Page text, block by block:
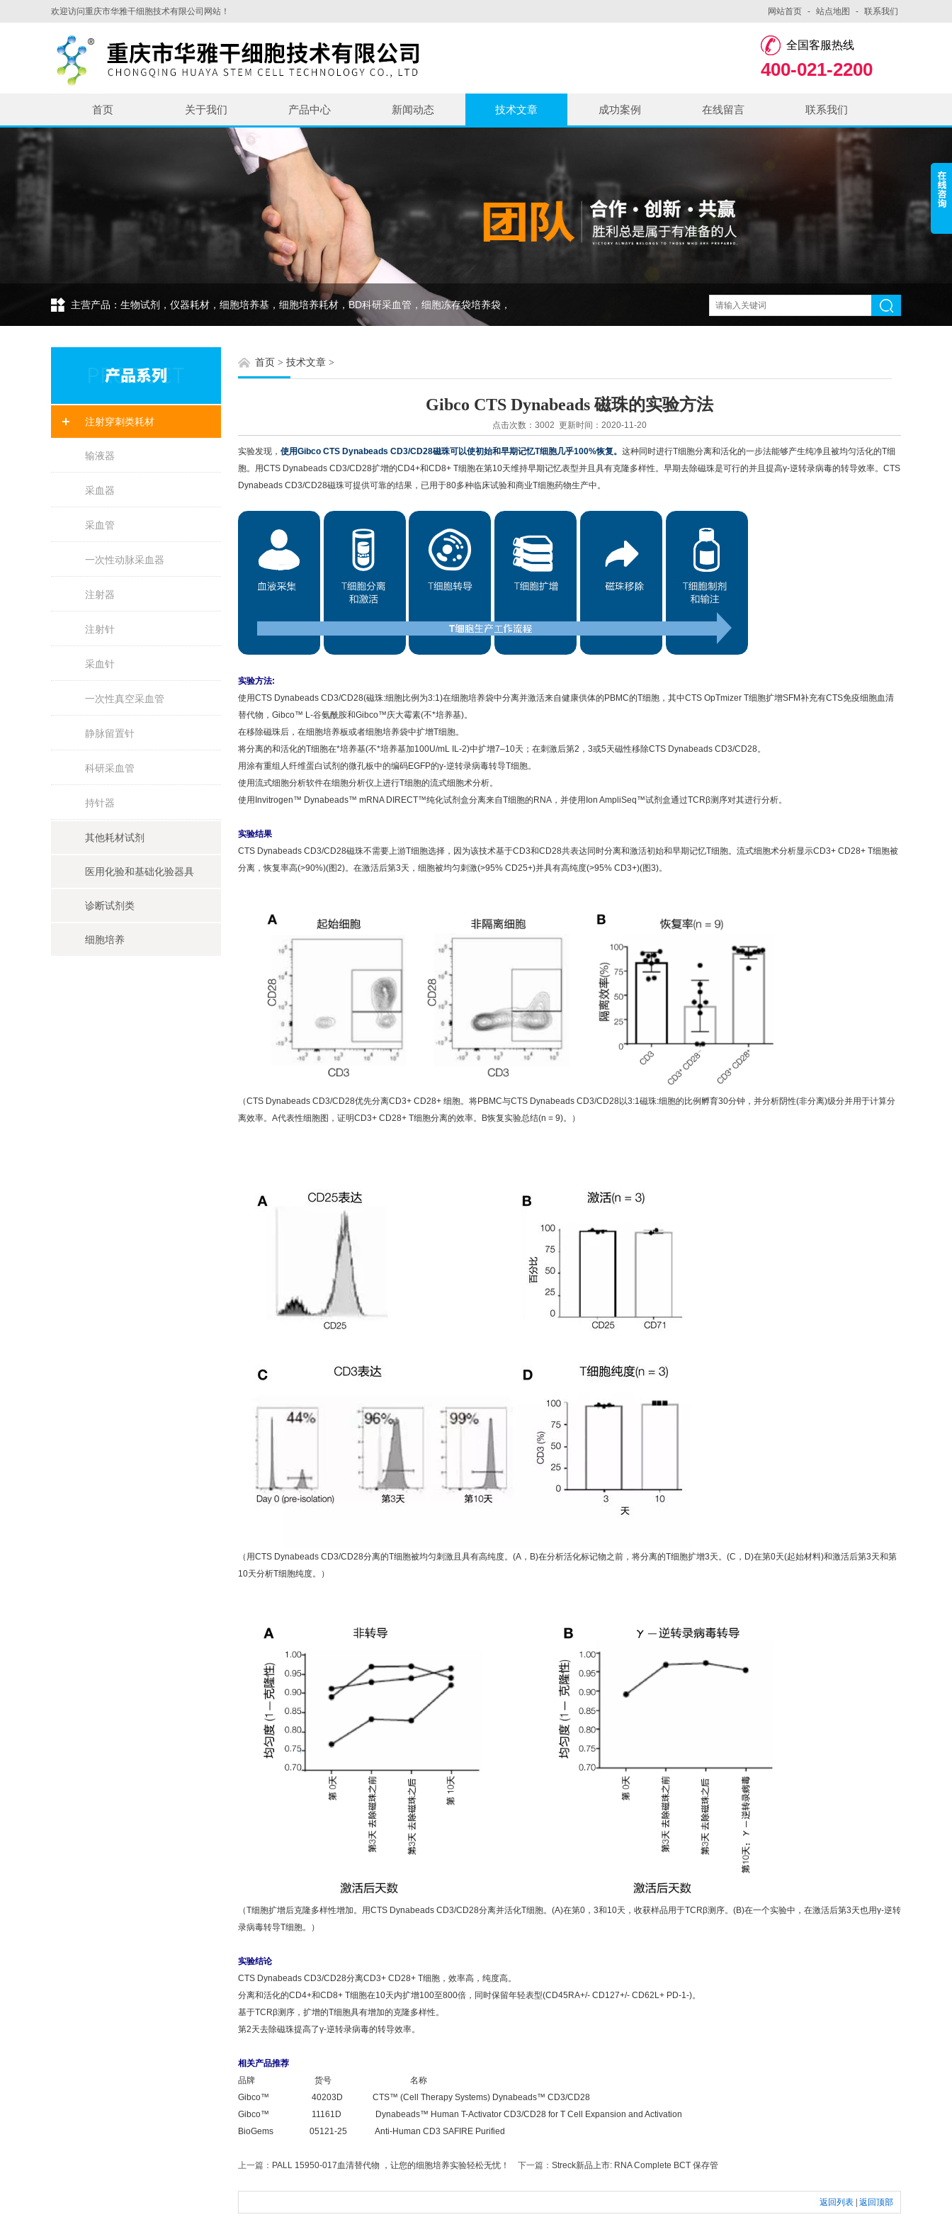
欢迎访问重庆市华雅干细胞技术有限公司网站！ 网站首页 - 站点地图 - 联系我们
全国客服热线
400-021-2200
首页 关于我们 产品中心 新闻动态 技术文章 成功案例 在线留言 联系我们
主营产品：生物试剂，仪器耗材，细胞培养基，细胞培养耗材，BD科研采血管，细胞冻存袋培养袋，
注射穿刺类耗材
输液器
采血器
采血管
一次性动脉采血器
注射器
注射针
采血针
一次性真空采血管
静脉留置针
科研采血管
持针器
其他耗材试剂
医用化验和基础化验器具
诊断试剂类
细胞培养
首页 > 技术文章 >
Gibco CTS Dynabeads 磁珠的实验方法
点击次数：3002 更新时间：2020-11-20
实验发现， 使用Gibco CTS Dynabeads CD3/CD28磁珠可以使初始和早期记忆T细胞几乎100%恢复。 这种同时进行T细胞分离和活化的一步法能够产生纯净且被均匀活化的T细
胞。用CTS Dynabeads CD3/CD28扩增的CD4+和CD8+ T细胞在第10天维持早期记忆表型并且具有克隆多样性。早期去除磁珠是可行的并且提高γ-逆转录病毒的转导效率。CTS
Dynabeads CD3/CD28磁珠可提供可靠的结果，已用于80多种临床试验和商业T细胞药物生产中。
实验方法:
使用CTS Dynabeads CD3/CD28(磁珠:细胞比例为3:1)在细胞培养袋中分离并激活来自健康供体的PBMC的T细胞，其中CTS OpTmizer T细胞扩增SFM补充有CTS免疫细胞血清
替代物，Gibco™ L-谷氨酰胺和Gibco™庆大霉素(不*培养基)。
在移除磁珠后，在细胞培养板或者细胞培养袋中扩增T细胞。
将分离的和活化的T细胞在*培养基(不*培养基加100U/mL IL-2)中扩增7–10天；在刺激后第2，3或5天磁性移除CTS Dynabeads CD3/CD28。
用涂有重组人纤维蛋白试剂的微孔板中的编码EGFP的γ-逆转录病毒转导T细胞。
使用流式细胞分析软件在细胞分析仪上进行T细胞的流式细胞术分析。
使用Invitrogen™ Dynabeads™ mRNA DIRECT™纯化试剂盒分离来自T细胞的RNA，并使用Ion AmpliSeq™试剂盒通过TCRβ测序对其进行分析。
实验结果
CTS Dynabeads CD3/CD28磁珠不需要上游T细胞选择，因为该技术基于CD3和CD28共表达同时分离和激活初始和早期记忆T细胞。流式细胞术分析显示CD3+ CD28+ T细胞被
分离，恢复率高(>90%)(图2)。在激活后第3天，细胞被均匀刺激(>95% CD25+)并具有高纯度(>95% CD3+)(图3)。
（CTS Dynabeads CD3/CD28优先分离CD3+ CD28+ 细胞。将PBMC与CTS Dynabeads CD3/CD28以3:1磁珠:细胞的比例孵育30分钟，并分析阴性(非分离)级分并用于计算分
离效率。A代表性细胞图，证明CD3+ CD28+ T细胞分离的效率。B恢复实验总结(n = 9)。）
（用CTS Dynabeads CD3/CD28分离的T细胞被均匀刺激且具有高纯度。(A，B)在分析活化标记物之前，将分离的T细胞扩增3天。(C，D)在第0天(起始材料)和激活后第3天和第
10天分析T细胞纯度。）
（T细胞扩增后克隆多样性增加。用CTS Dynabeads CD3/CD28分离并活化T细胞。(A)在第0，3和10天，收获样品用于TCRβ测序。(B)在一个实验中，在激活后第3天也用γ-逆转
录病毒转导T细胞。）
实验结论
CTS Dynabeads CD3/CD28分离CD3+ CD28+ T细胞，效率高，纯度高。
分离和活化的CD4+和CD8+ T细胞在10天内扩增100至800倍，同时保留年轻表型(CD45RA+/- CD127+/- CD62L+ PD-1-)。
基于TCRβ测序，扩增的T细胞具有增加的克隆多样性。
第2天去除磁珠提高了γ-逆转录病毒的转导效率。
相关产品推荐
品牌 货号 名称
Gibco™ 40203D CTS™ (Cell Therapy Systems) Dynabeads™ CD3/CD28
Gibco™ 11161D Dynabeads™ Human T-Activator CD3/CD28 for T Cell Expansion and Activation
BioGems 05121-25 Anti-Human CD3 SAFIRE Purified
上一篇： PALL 15950-017血清替代物 ，让您的细胞培养实验轻松无忧！ 下一篇： Streck新品上市: RNA Complete BCT 保存管
返回列表 返回顶部